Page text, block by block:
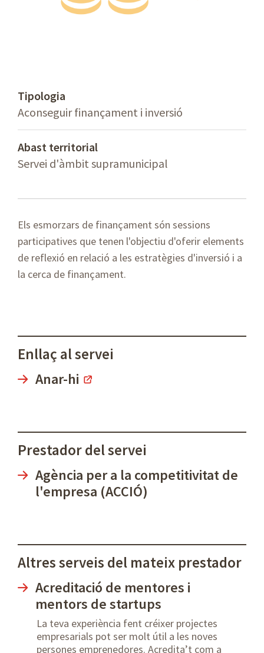
Tipologia
Aconseguir finançament i inversió
Abast territorial
Servei d'àmbit supramunicipal
Els esmorzars de finançament són sessions
participatives que tenen l'objectiu d'oferir elements
de reflexió en relació a les estratègies d'inversió i a
la cerca de finançament.
Enllaç al servei
Anar-hi
Prestador del servei
Agència per a la competitivitat de
l'empresa (ACCIÓ)
Altres serveis del mateix prestador
Acreditació de mentores i
mentors de startups
La teva experiència fent créixer projectes
empresarials pot ser molt útil a les noves
persones emprenedores. Acredita’t com a